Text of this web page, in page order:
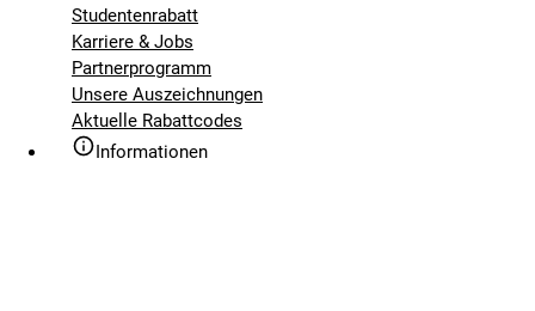
Studentenrabatt
Karriere & Jobs
Partnerprogramm
Unsere Auszeichnungen
Aktuelle Rabattcodes
Informationen